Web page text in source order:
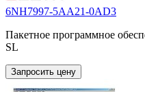
6NH7997-5AA21-0AD3
Пакетное программное
SL
Запросить цену